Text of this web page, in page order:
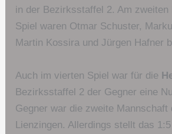
in der Bezirksstaffel 2. Am zweiten
Spiel waren Otmar Schuster,
Martin Kossira und Jürgen Hafner
Auch im vierten Spiel war für die
Bezirksstaffel 2 der Gegner eine
Gegner war die zweite Mannschaft
Lienzingen. Allerdings stellt das